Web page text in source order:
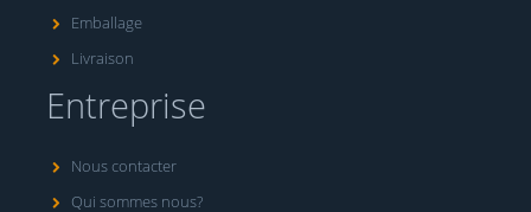
Emballage
Livraison
Entreprise
Nous contacter
Qui sommes nous?